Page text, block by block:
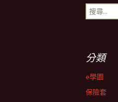
搜
尋
分類
e學園
保險套